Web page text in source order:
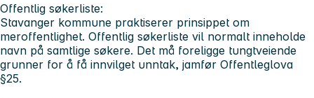
Offentlig søkerliste:
Stavanger kommune praktiserer prinsippet om
meroffentlighet. Offentlig søkerliste vil normalt inneholde
navn på samtlige søkere. Det må foreligge tungtveiende
grunner for å få innvilget unntak, jamfør Offentleglova
§25.